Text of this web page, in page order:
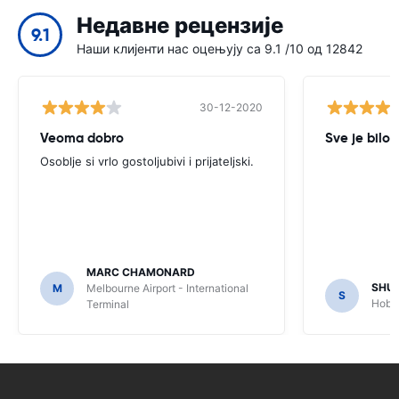
9.1 Недавне рецензије
Наши клијенти нас оцењују са 9.1 /10 од 12842
30-12-2020
Veoma dobro
Osoblje si vrlo gostoljubivi i prijateljski.
M
MARC CHAMONARD
Melbourne Airport - International
Terminal
Sve je bilo
S